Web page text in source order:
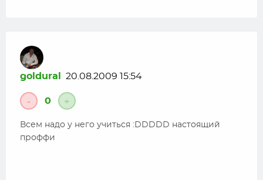
goldural 20.08.2009 15:54
- 0 +
Всем надо у него учиться :DDDDD настоящий
проффи